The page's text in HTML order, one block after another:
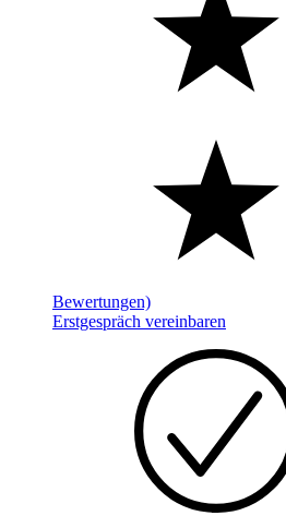
Bewertungen)
Erstgespräch vereinbaren